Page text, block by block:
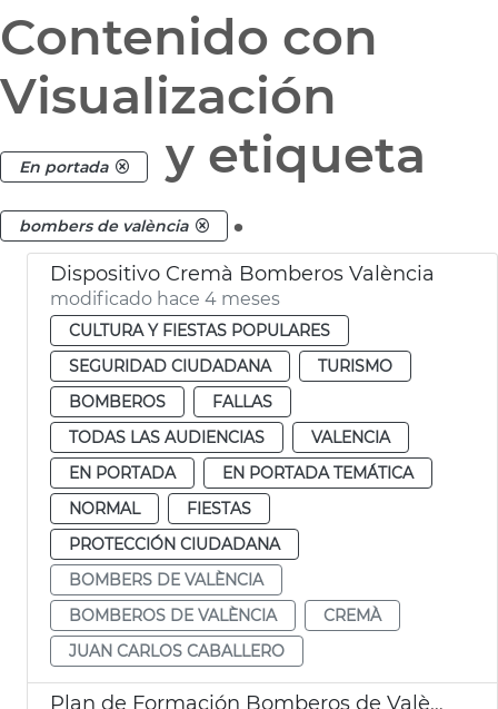
Contenido con
Visualización
En portada y etiqueta
bombers de valència .
Dispositivo Cremà Bomberos València
modificado hace 4 meses
CULTURA Y FIESTAS POPULARES
SEGURIDAD CIUDADANA
TURISMO
BOMBEROS
FALLAS
TODAS LAS AUDIENCIAS
VALENCIA
EN PORTADA
EN PORTADA TEMÁTICA
NORMAL
FIESTAS
PROTECCIÓN CIUDADANA
BOMBERS DE VALÈNCIA
BOMBEROS DE VALÈNCIA
CREMÀ
JUAN CARLOS CABALLERO
Plan de Formación Bomberos de València